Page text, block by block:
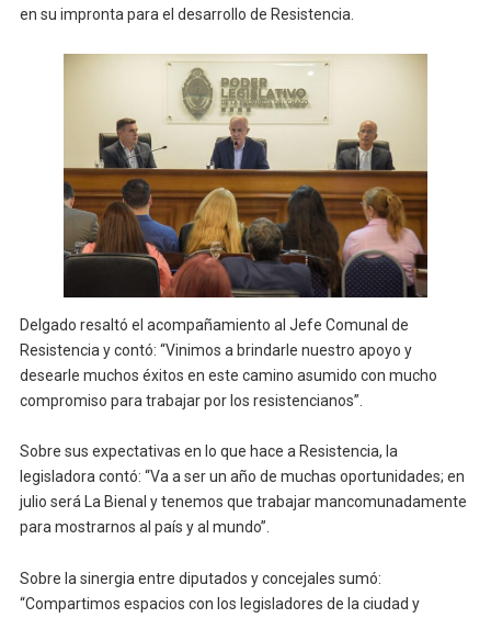
en su impronta para el desarrollo de Resistencia.
Delgado resaltó el acompañamiento al Jefe Comunal de
Resistencia y contó: “Vinimos a brindarle nuestro apoyo y
desearle muchos éxitos en este camino asumido con mucho
compromiso para trabajar por los resistencianos”.
Sobre sus expectativas en lo que hace a Resistencia, la
legisladora contó: “Va a ser un año de muchas oportunidades; en
julio será La Bienal y tenemos que trabajar mancomunadamente
para mostrarnos al país y al mundo”.
Sobre la sinergia entre diputados y concejales sumó:
“Compartimos espacios con los legisladores de la ciudad y